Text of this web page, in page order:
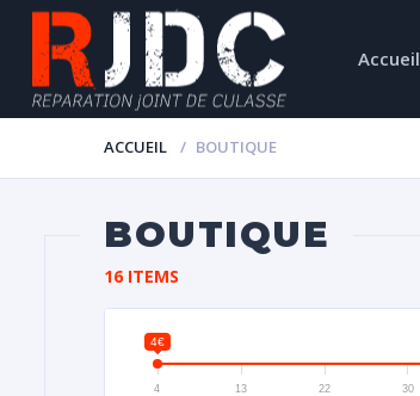
Accueil
ACCUEIL BOUTIQUE
BOUTIQUE
16 ITEMS
4€
4 13 22 30